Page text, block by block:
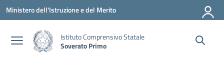
Vai ai contenuti
Vai al menu di navigazione
Vai al footer
Ministero dell'Istruzione e del Merito
Istituto Comprensivo Statale
Soverato Primo